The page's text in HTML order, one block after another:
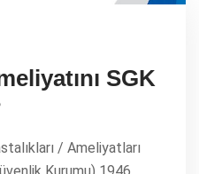
SGK
/ Ameliyatları